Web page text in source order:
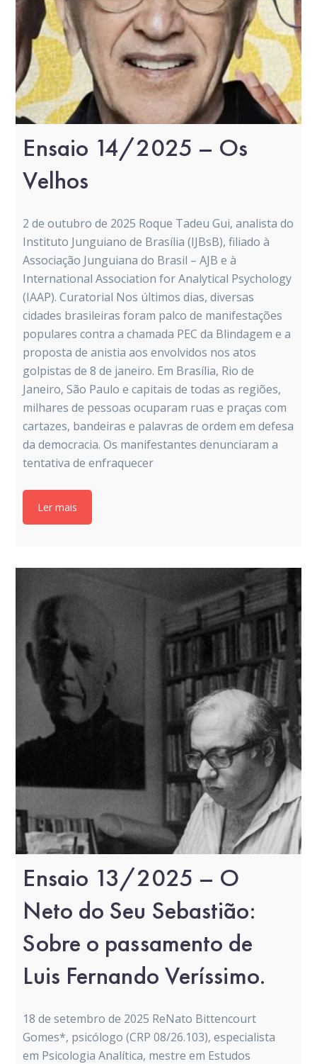
Ensaio 14/2025 – Os
Velhos
2 de outubro de 2025 Roque Tadeu Gui, analista do
Instituto Junguiano de Brasília (IJBsB), filiado à
Associação Junguiana do Brasil – AJB e à
International Association for Analytical Psychology
(IAAP). Curatorial Nos últimos dias, diversas
cidades brasileiras foram palco de manifestações
populares contra a chamada PEC da Blindagem e a
proposta de anistia aos envolvidos nos atos
golpistas de 8 de janeiro. Em Brasília, Rio de
Janeiro, São Paulo e capitais de todas as regiões,
milhares de pessoas ocuparam ruas e praças com
cartazes, bandeiras e palavras de ordem em defesa
da democracia. Os manifestantes denunciaram a
tentativa de enfraquecer
Ler mais
Ensaio 13/2025 – O
Neto do Seu Sebastião:
Sobre o passamento de
Luis Fernando Veríssimo.
18 de setembro de 2025 ReNato Bittencourt
Gomes*, psicólogo (CRP 08/26.103), especialista
em Psicologia Analítica, mestre em Estudos